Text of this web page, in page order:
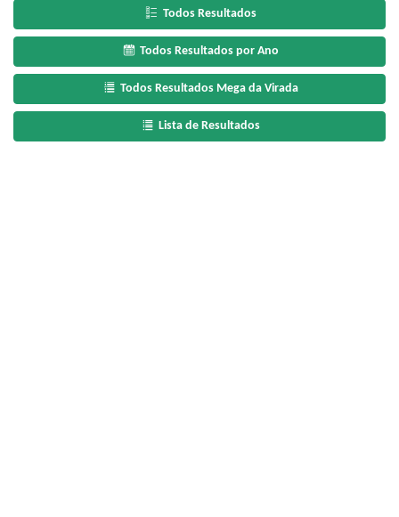
Todos Resultados
Todos Resultados por Ano
Todos Resultados Mega da Virada
Lista de Resultados